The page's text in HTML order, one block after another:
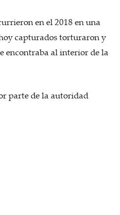
en el 2018 en una
capturados torturaron y
encontraba al interior de la
parte de la autoridad